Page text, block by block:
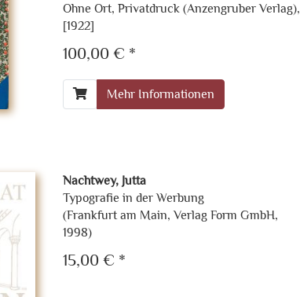
Ohne Ort, Privatdruck (Anzengruber Verlag),
[1922]
100,00 € *
Mehr Informationen
Nachtwey, Jutta
Typografie in der Werbung
(Frankfurt am Main, Verlag Form GmbH,
1998)
15,00 € *